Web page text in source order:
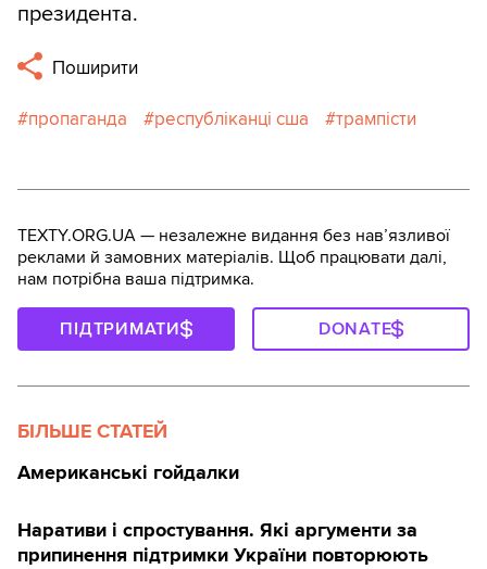
президента.
Поширити
пропаганда республіканці сша трампісти
TEXTY.ORG.UA — незалежне видання без навʼязливої
реклами й замовних матеріалів. Щоб працювати далі,
нам потрібна ваша підтримка.
ПІДТРИМАТИ DONATE
БІЛЬШЕ СТАТЕЙ
Американські гойдалки
Наративи і спростування. Які аргументи за
припинення підтримки України повторюють